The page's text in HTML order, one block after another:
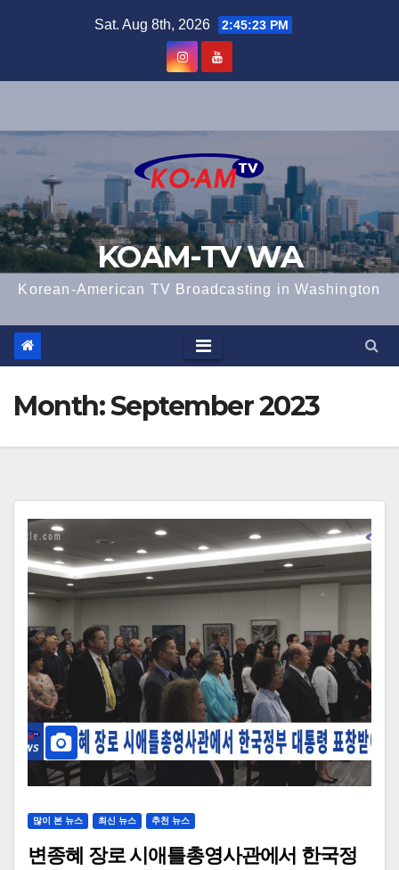
Sat. Aug 8th, 2026 2:45:23 PM
KOAM-TV WA
Korean-American TV Broadcasting in Washington
Month:September 2023
많이 본 뉴스 최신 뉴스 추천 뉴스
변종혜 장로 시애틀총영사관에서 한국정